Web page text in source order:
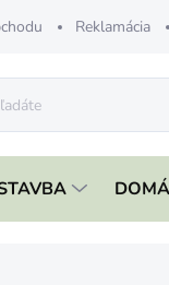
Reklamácia